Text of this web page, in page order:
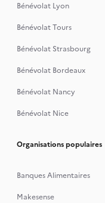
Bénévolat Lyon
Bénévolat Tours
Bénévolat Strasbourg
Bénévolat Bordeaux
Bénévolat Nancy
Bénévolat Nice
Organisations populaires
Banques Alimentaires
Makesense